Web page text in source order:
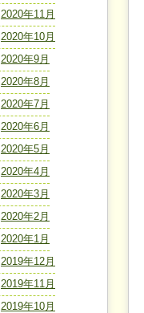
2020年11月
2020年10月
2020年9月
2020年8月
2020年7月
2020年6月
2020年5月
2020年4月
2020年3月
2020年2月
2020年1月
2019年12月
2019年11月
2019年10月